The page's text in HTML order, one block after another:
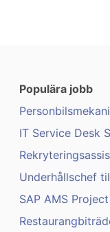
Populära jobb
IT Service Desk
Underhållschef
SAP AMS